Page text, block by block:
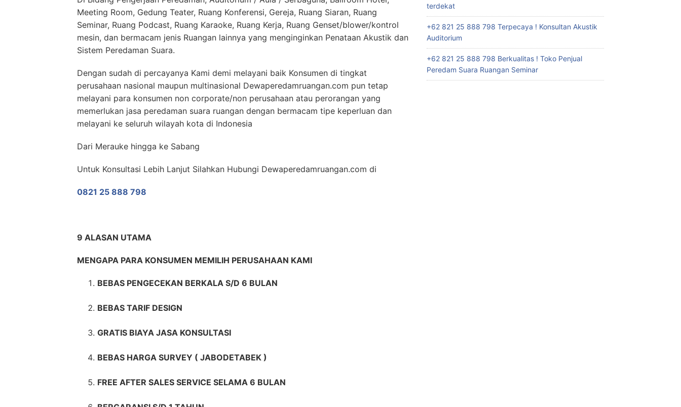
Meeting Room, Gedung Teater, Ruang Konferensi, Gereja, Ruang Siaran, Ruang
Seminar, Ruang Podcast, Ruang Karaoke, Ruang Kerja, Ruang Genset/blower/kontrol
mesin, dan bermacam jenis Ruangan lainnya yang menginginkan Penataan Akustik dan
Sistem Peredaman Suara.
Dengan sudah di percayanya Kami demi melayani baik Konsumen di tingkat
perusahaan nasional maupun multinasional Dewaperedamruangan.com pun tetap
melayani para konsumen non corporate/non perusahaan atau perorangan yang
memerlukan jasa peredaman suara ruangan dengan bermacam tipe keperluan dan
melayani ke seluruh wilayah kota di Indonesia
Dari Merauke hingga ke Sabang
Untuk Konsultasi Lebih Lanjut Silahkan Hubungi Dewaperedamruangan.com di
0821 25 888 798
9 ALASAN UTAMA
MENGAPA PARA KONSUMEN MEMILIH PERUSAHAAN KAMI
BEBAS PENGECEKAN BERKALA S/D 6 BULAN
BEBAS TARIF DESIGN
GRATIS BIAYA JASA KONSULTASI
BEBAS HARGA SURVEY ( JABODETABEK )
FREE AFTER SALES SERVICE SELAMA 6 BULAN
terdekat
+62 821 25 888 798 Terpecaya ! Konsultan Akustik
Auditorium
+62 821 25 888 798 Berkualitas ! Toko Penjual
Peredam Suara Ruangan Seminar